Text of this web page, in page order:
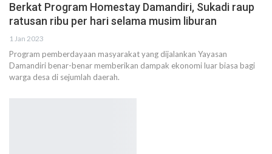
Berkat Program Homestay Damandiri, Sukadi raup
ratusan ribu per hari selama musim liburan
1 Jan 2023
Program pemberdayaan masyarakat yang dijalankan Yayasan
Damandiri benar-benar memberikan dampak ekonomi luar biasa bagi
warga desa di sejumlah daerah.